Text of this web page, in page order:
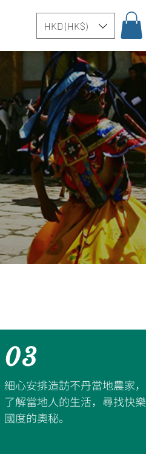
HKD (HK$)
03
細心安排造訪不丹當地農家，
了解當地人的生活，尋找快樂
國度的奧秘。